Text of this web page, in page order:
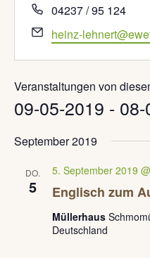
T
e
l
e
f
n
04237 / 95 124
E
i
l
heinz-
Veranstaltungen von
09-05-2019 -
September 2019
DO.
5 Englisch zum
5. September 2019
Müllerhaus
Deutschland